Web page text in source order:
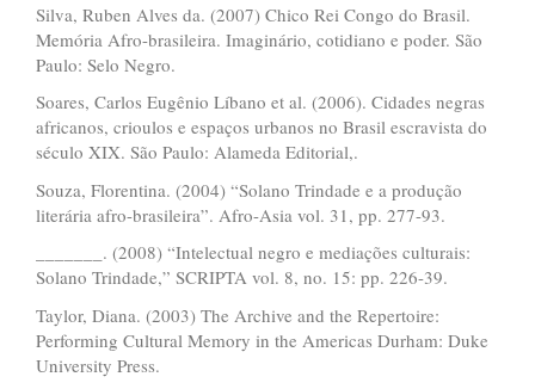
Silva, Ruben Alves da. (2007) Chico Rei Congo do Brasil.
Memória Afro-brasileira. Imaginário, cotidiano e poder. São
Paulo: Selo Negro.
Soares, Carlos Eugênio Líbano et al. (2006). Cidades negras
africanos, crioulos e espaços urbanos no Brasil escravista do
século XIX. São Paulo: Alameda Editorial,.
Souza, Florentina. (2004) “Solano Trindade e a produção
literária afro-brasileira”. Afro-Asia vol. 31, pp. 277-93.
_______. (2008) “Intelectual negro e mediações culturais:
Solano Trindade,” SCRIPTA vol. 8, no. 15: pp. 226-39.
Taylor, Diana. (2003) The Archive and the Repertoire:
Performing Cultural Memory in the Americas Durham: Duke
University Press.